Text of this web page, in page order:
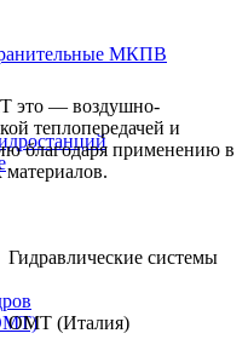
МКПВ
это — воздушно-
теплопередачей и
благодаря применению в
Гидравлические системы
OMT (Италия)